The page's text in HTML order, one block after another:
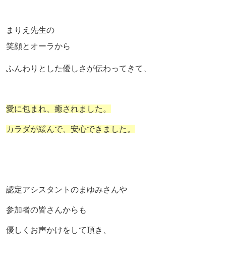
まりえ先生の
笑顔とオーラから
ふんわりとした優しさが伝わってきて、
愛に包まれ、 癒されました。
カラダが緩んで、安心できました。
認定アシスタントのまゆみさんや
参加者の皆さんからも
優しくお声かけをして頂き、